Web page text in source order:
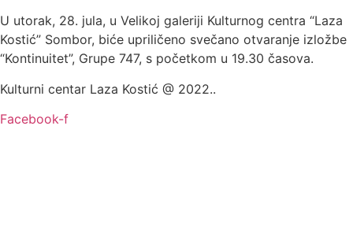
U utorak, 28. jula, u Velikoj galeriji Kulturnog centra “Laza
Kostić” Sombor, biće upriličeno svečano otvaranje izložbe
“Kontinuitet”, Grupe 747, s početkom u 19.30 časova.
Kulturni centar Laza Kostić @ 2022..
Facebook-f